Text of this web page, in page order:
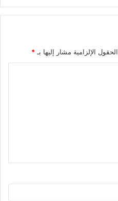
الحقول الإلزامية مشار إليها بـ *